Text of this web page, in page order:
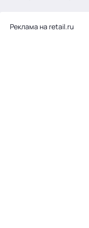
Реклама на retail.ru